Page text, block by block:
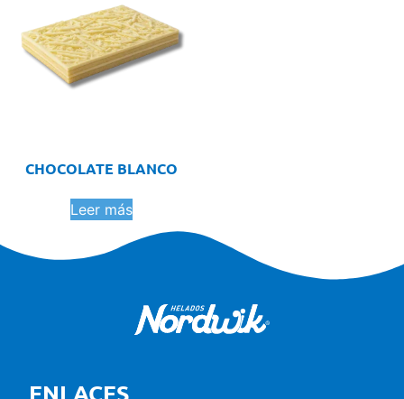
CHOCOLATE BLANCO
Leer más
ENLACES